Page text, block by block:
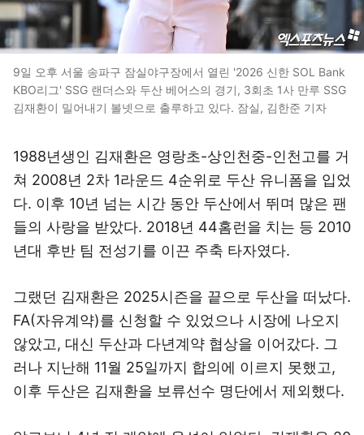
9일 오후 서울 송파구 잠실야구장에서 열린 '2026 신한 SOL Bank
KBO리그' SSG 랜더스와 두산 베어스의 경기, 3회초 1사 만루 SSG
김재환이 밀어내기 볼넷으로 출루하고 있다. 잠실, 김한준 기자
1988년생인 김재환은 영랑초-상인천중-인천고를 거
쳐 2008년 2차 1라운드 4순위로 두산 유니폼을 입었
다. 이후 10년 넘는 시간 동안 두산에서 뛰며 많은 팬
들의 사랑을 받았다. 2018년 44홈런을 치는 등 2010
년대 후반 팀 전성기를 이끈 주축 타자였다.
그랬던 김재환은 2025시즌을 끝으로 두산을 떠났다.
FA(자유계약)를 신청할 수 있었으나 시장에 나오지
않았고, 대신 두산과 다년계약 협상을 이어갔다. 그
러나 지난해 11월 25일까지 합의에 이르지 못했고,
이후 두산은 김재환을 보류선수 명단에서 제외했다.